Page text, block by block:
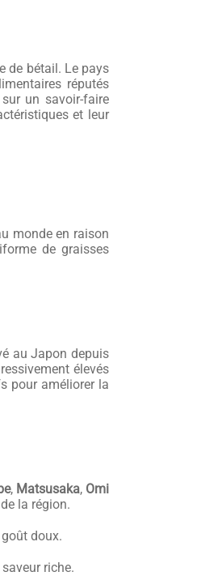
de bétail. Le pays
réputés
un savoir-faire
et leur
monde en raison
de graisses
au Japon depuis
élevés
pour améliorer la
, Matsusaka, Omi
la région.
doux.
riche.